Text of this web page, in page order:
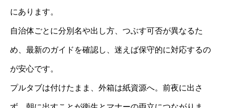
にあります。
自治体ごとに分別名や出し方、つぶす可否が異なるた
め、最新のガイドを確認し、迷えば保守的に対応するの
が安心です。
プルタブは付けたまま、外箱は紙資源へ。前夜に出さ